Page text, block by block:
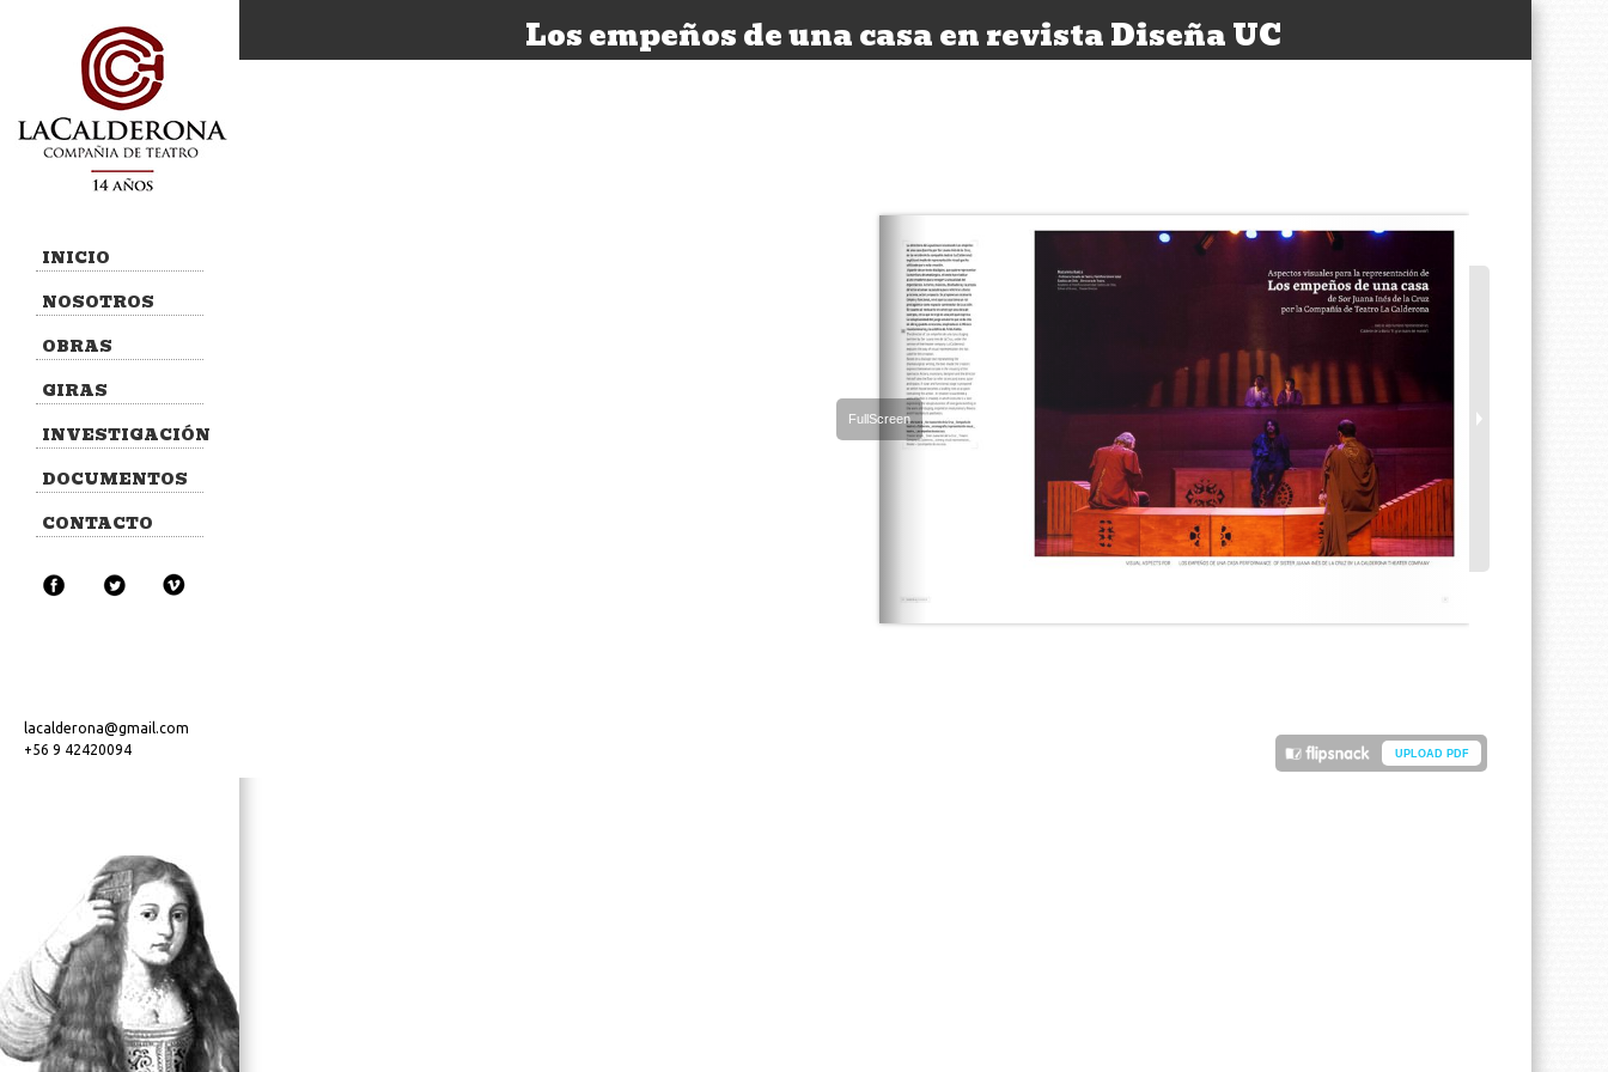
INICIO
NOSOTROS
OBRAS
GIRAS
INVESTIGACIÓN
DOCUMENTOS
CONTACTO
lacalderona@gmail.com
+56 9 42420094
Los empeños de una casa en revista Diseña UC